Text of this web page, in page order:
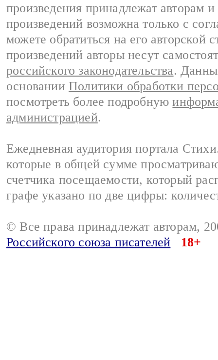
произведения принадлежат авторам
произведений возможна только с
можете обратиться на его авторской
произведений авторы несут
российского законодательства.
основании Политики обработки
посмотреть более подробную
администрацией.
Ежедневная аудитория портала
которые в общей сумме
счетчика посещаемости, который
графе указано по две цифры:
© Все права принадлежат авторам,
Российского союза писателей
18+